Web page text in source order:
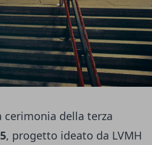
cerimonia della terza
, progetto ideato da LVMH